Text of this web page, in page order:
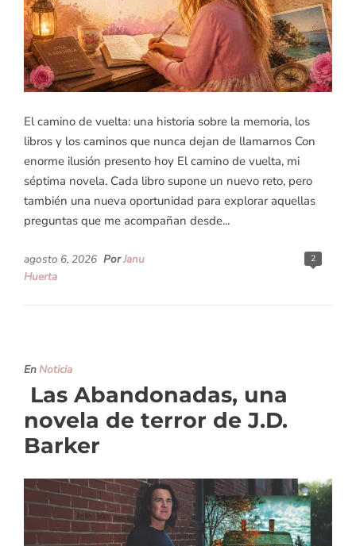
El camino de vuelta: una historia sobre la memoria, los
libros y los caminos que nunca dejan de llamarnos Con
enorme ilusión presento hoy El camino de vuelta, mi
séptima novela. Cada libro supone un nuevo reto, pero
también una nueva oportunidad para explorar aquellas
preguntas que me acompañan desde...
2
agosto 6, 2026 PorJanu
Huerta
EnNoticia
Las Abandonadas, una
novela de terror de J.D.
Barker